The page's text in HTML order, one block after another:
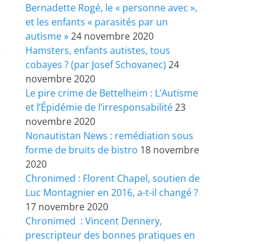
Bernadette Rogé, le « personne avec »,
et les enfants « parasités par un
autisme »24 novembre 2020
Hamsters, enfants autistes, tous
cobayes ? (par Josef Schovanec) 24
novembre 2020
Le pire crime de Bettelheim : L’Autisme
et l’Épidémie de l’irresponsabilité23
novembre 2020
Nonautistan News : remédiation sous
forme de bruits de bistro 18 novembre
2020
Chronimed : Florent Chapel, soutien de
Luc Montagnier en 2016, a-t-il changé ?
17 novembre 2020
Chronimed : Vincent Dennery,
prescripteur des bonnes pratiques en